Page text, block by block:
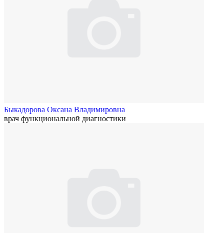
Быкадорова Оксана Владимировна
врач функциональной диагностики